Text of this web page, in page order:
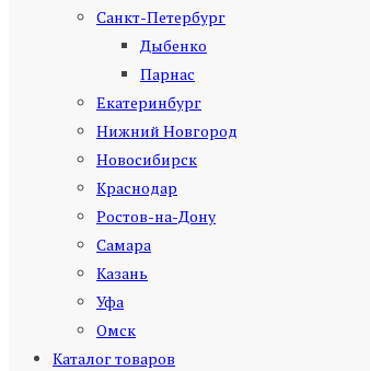
Санкт-Петербург
Дыбенко
Парнас
Екатеринбург
Нижний Новгород
Новосибирск
Краснодар
Ростов-на-Дону
Самара
Казань
Уфа
Омск
Каталог товаров